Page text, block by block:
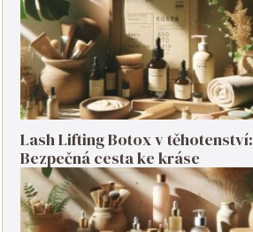
Lash Lifting Botox v těhotenství:
Bezpečná cesta ke kráse